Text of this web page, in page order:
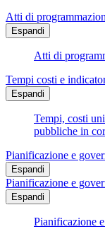
Atti di
Espandi
Atti di
Tempi costi e
Espandi
Tempi, costi
pubbliche in
Pianificazione e
Espandi
Pianificazione e
Espandi
Pianificazione